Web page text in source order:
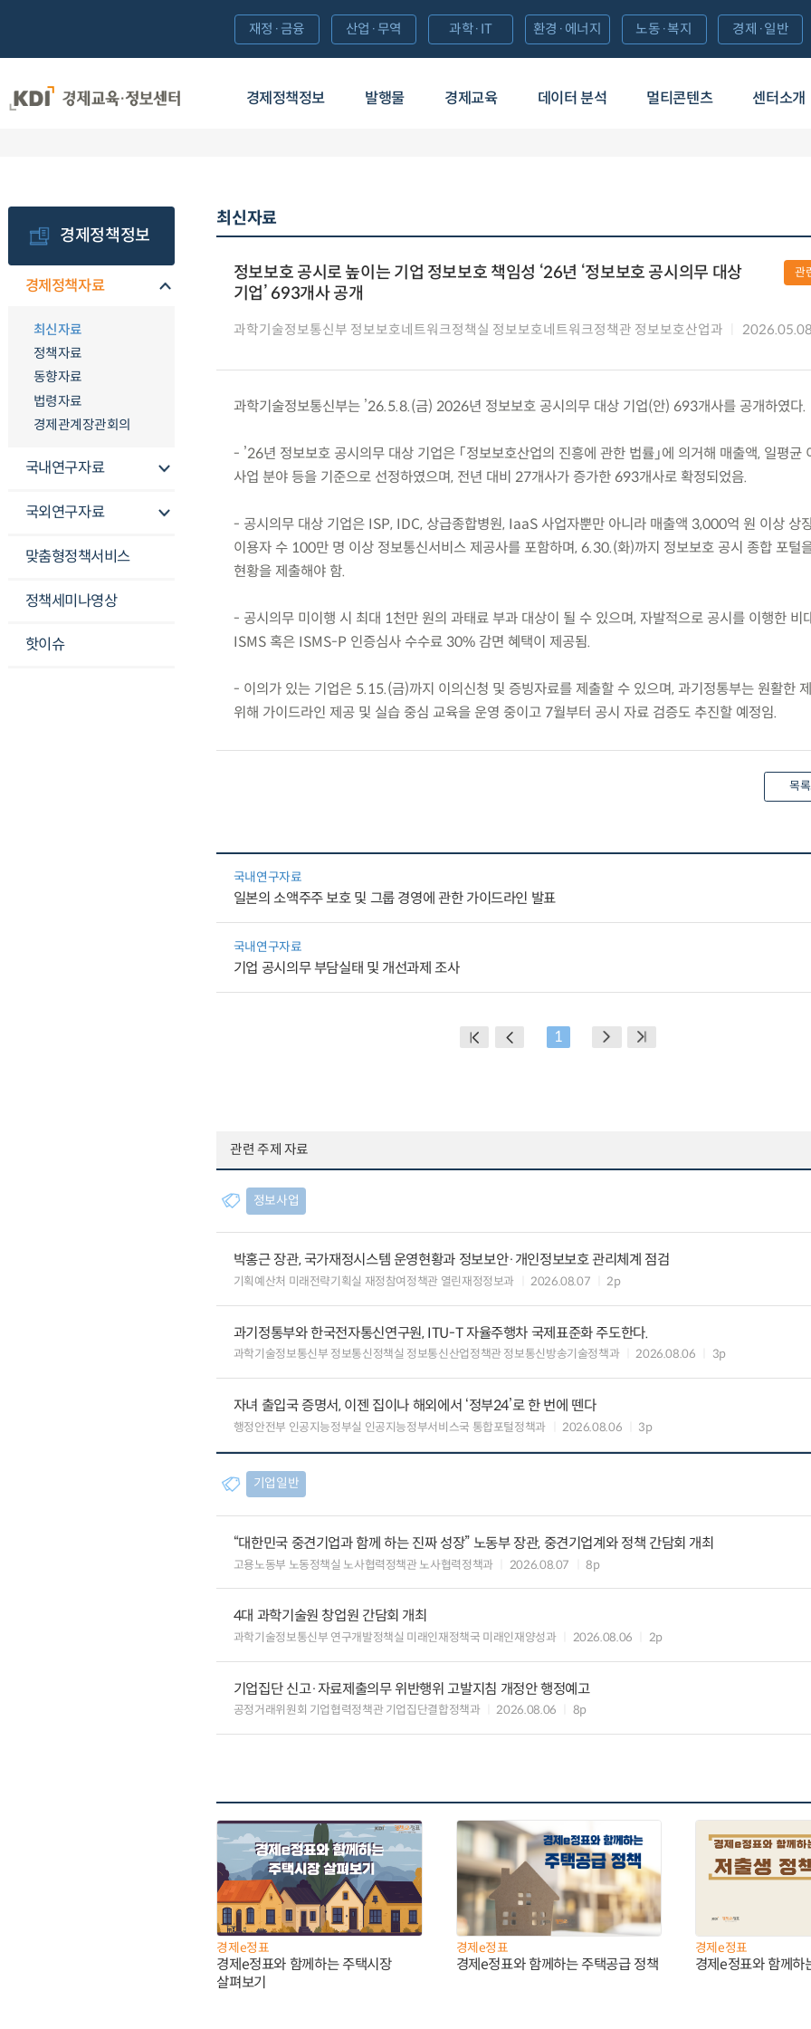
경제정책정보 발행물 경제교육 데이터 분석 멀티콘텐츠 센터소개
재정·금융 산업·무역 과학·IT 환경·에너지 노동·복지 경제·일반
경제정책정보
경제정책자료
최신자료
정책자료
동향자료
법령자료
경제관계장관회의
국내연구자료
국외연구자료
맞춤형정책서비스
정책세미나영상
핫이슈
최신자료
정보보호 공시로 높이는 기업 정보보호 책임성 ‘26년 ‘정보보호 공시의무 대상
기업’ 693개사 공개
과학기술정보통신부 정보보호네트워크정책실 정보보호네트워크정책관 정보보호산업과
관
과학기술정보통신부는 ’26.5.8.(금) 2026년 정보보호 공시의무 대상 기업(안) 693개사를 공개하였다.
- ’26년 정보보호 공시의무 대상 기업은 「정보보호산업의 진흥에 관한 법률」에 의거해 매출액, 일평균
사업 분야 등을 기준으로 선정하였으며, 전년 대비 27개사가 증가한 693개사로 확정되었음.
- 공시의무 대상 기업은 ISP, IDC, 상급종합병원, IaaS 사업자뿐만 아니라 매출액 3,000억 원 이상 상
이용자 수 100만 명 이상 정보통신서비스 제공사를 포함하며, 6.30.(화)까지 정보보호 공시 종합 포털
현황을 제출해야 함.
- 공시의무 미이행 시 최대 1천만 원의 과태료 부과 대상이 될 수 있으며, 자발적으로 공시를 이행한 비
ISMS 혹은 ISMS-P 인증심사 수수료 30% 감면 혜택이 제공됨.
- 이의가 있는 기업은 5.15.(금)까지 이의신청 및 증빙자료를 제출할 수 있으며, 과기정통부는 원활한
위해 가이드라인 제공 및 실습 중심 교육을 운영 중이고 7월부터 공시 자료 검증도 추진할 예정임.
목
국내연구자료
일본의 소액주주 보호 및 그룹 경영에 관한 가이드라인 발표
국내연구자료
기업 공시의무 부담실태 및 개선과제 조사
1
관련 주제 자료
정보사업
박홍근 장관, 국가재정시스템 운영현황과 정보보안·개인정보보호 관리체계 점검
기획예산처 미래전략기획실 재정참여정책관 열린재정정보과 2026.08.07 2p
과기정통부와 한국전자통신연구원, ITU-T 자율주행차 국제표준화 주도한다.
과학기술정보통신부 정보통신정책실 정보통신산업정책관 정보통신방송기술정책과 2026.08.06 3p
자녀 출입국 증명서, 이젠 집이나 해외에서 ‘정부24’로 한 번에 뗀다
행정안전부 인공지능정부실 인공지능정부서비스국 통합포털정책과 2026.08.06 3p
기업일반
“대한민국 중견기업과 함께 하는 진짜 성장” 노동부 장관, 중견기업계와 정책 간담회 개최
고용노동부 노동정책실 노사협력정책관 노사협력정책과 2026.08.07 8p
4대 과학기술원 창업원 간담회 개최
과학기술정보통신부 연구개발정책실 미래인재정책국 미래인재양성과 2026.08.06 2p
기업집단 신고·자료제출의무 위반행위 고발지침 개정안 행정예고
공정거래위원회 기업협력정책관 기업집단결합정책과 2026.08.06 8p
경제e정표
경제e정표와 함께하는 주택시장
살펴보기
경제e정표
경제e정표와 함께하는 주택공급 정책
경제e정표
경제e정표와 함께하